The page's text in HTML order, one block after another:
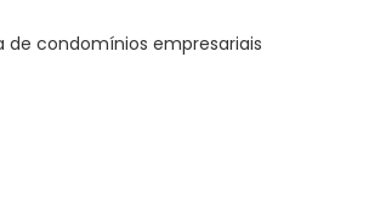
de condomínios empresariais